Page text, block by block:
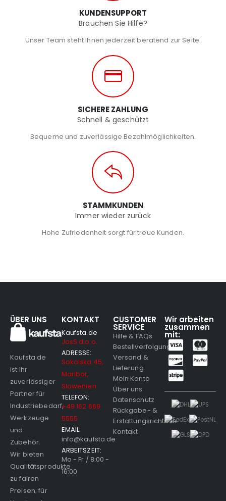
KUNDENSUPPORT
Brauchen Sie Hilfe?
Unser Team steht Ihnen jederzeit beratend zur Seite.
SICHERE ZAHLUNG
Schnell & geschützt
Bequeme und zuverlässige Bezahlmöglichkeiten.
STAMMKUNDEN
Immer wieder zurück
Hohe Zufriedenheit sorgt für treue Kunden.
ÜBER UNS
Kaufsta.de
ist Ihr
zuverlässiger
Partner für
Industriebedarf,
Werkzeuge
und
Zubehör.
Wir bieten
Qualitätsprodukte
zu fairen
Preisen; für
KONTAKT
Kaufsta.de
JosS d.o.o.
ADRESSE:
Sokolska 45,
Maribor,
Slowenien
TELEFON:
+49 162 669
5555
EMAIL:
info@kaufsta.de
ARBEITSZEIT:
Mo - Fr / 8:00 -
16:00
CUSTOMER
SERVICE
Hilfe & FAQs
Bestellverfolgung
Versand &
Lieferung
Mein Konto
Über uns
Datenschutz
Rückgabe- &
Erstattungsrichtlinie
Kontakt
Wir arbeiten
zusammen
mit: